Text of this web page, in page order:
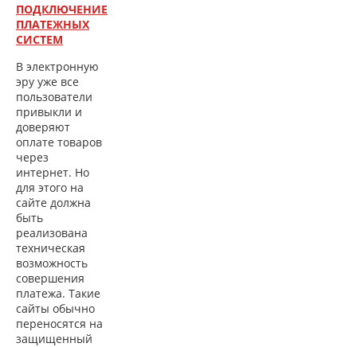
ПОДКЛЮЧЕНИЕ
ПЛАТЕЖНЫХ
СИСТЕМ
В электронную
эру уже все
пользователи
привыкли и
доверяют
оплате товаров
через
интернет. Но
для этого на
сайте должна
быть
реализована
техническая
возможность
совершения
платежа. Такие
сайты обычно
переносятся на
защищенный